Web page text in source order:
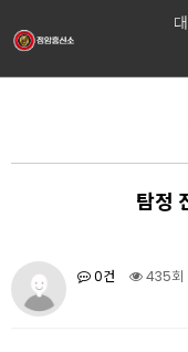
탐정
0건 435회